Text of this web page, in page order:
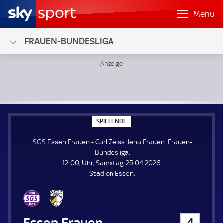
Menü
FRAUEN-BUNDESLIGA
SPIELENDE
P
E
E
N
E
SGS Essen Frauen - Carl Zeiss Jena Frauen. Frauen-
Bundesliga.
12:00, Uhr, Samstag, 25.04.2026.
Stadion Essen.